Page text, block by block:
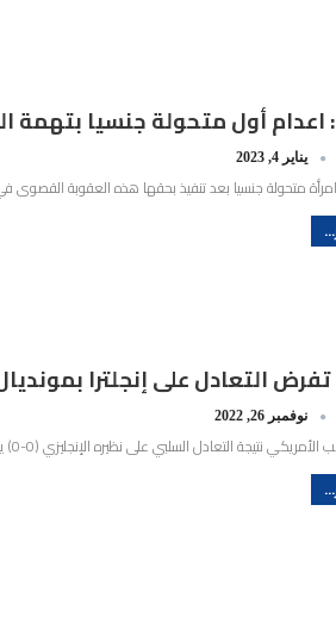
اعدام أول متحولة جنسيا بتهمة
يناير 4, 2023
متحولة جنسيا بعد تنفيذ بحقها هذه العقوبة القصوى
تفرض التعادل على إنجلترا
نوفمبر 26, 2022
السلبي على نظيره الإنجليزي (0-0) يوم الجمعة، في الجولة الثانية من مباريات المجموعة الثانية ضمن منافسات كأس العالم قطر 2022. تعادل…